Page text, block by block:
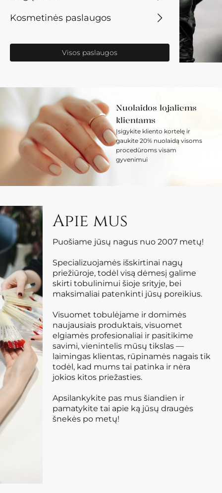
Kosmetinės paslaugos
Visos paslaugos
Nuolaidos lojaliems
klientams
Įsigykite kliento kortelę ir
gaukite 20% nuolaidą visoms
procedūroms visam
gyvenimui
Apie mus
Puošiame jūsų nagus nuo 2007 metų!
Specializuojamės išskirtinai nagų
priežiūroje, todėl visą dėmesį galime
skirti tobulinimui šioje srityje, bei
maksimaliai patenkinti jūsų poreikius.
Visuomet tobulėjame ir domimės
naujausiais produktais, visuomet
elgiamės profesionaliai ir pasitikime
savimi, vienintelis mūsų tikslas —
laimingas klientas, rūpinamės nagais tik
todėl, kad mums tai patinka ir nėra
jokios kitos priežasties.
Apsilankykite pas mus šiandien ir
pamatykite tai apie ką jūsų draugės
šnekės po metų!